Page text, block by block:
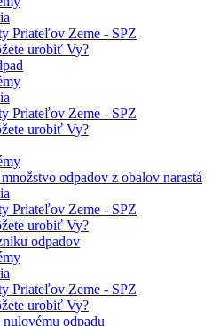
Priateľov Zeme - SPZ
urobiť Vy?
Priateľov Zeme - SPZ
urobiť Vy?
odpadov z obalov narastá
Priateľov Zeme - SPZ
urobiť Vy?
odpadov
Priateľov Zeme - SPZ
urobiť Vy?
odpadu